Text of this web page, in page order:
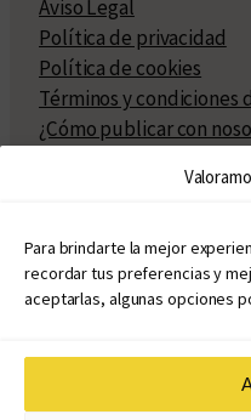
Para brindarte la mejor
recordar tus preferencias y
aceptarlas, algunas opciones
Aviso Legal
Política de privacidad
Política de cookies
Términos y condiciones
¿Cómo publicar con
Políticas de publicación
Políticas de coedición
Atribuciones